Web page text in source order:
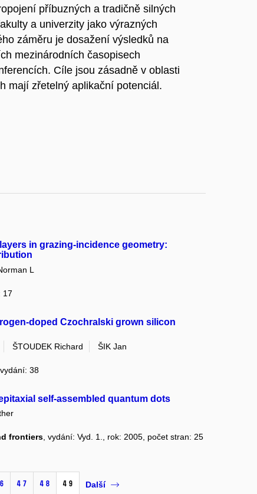
příbuzných a tradičně silných
a univerzity jako výrazných
záměru je dosažení výsledků na
mezinárodních časopisech
Cíle jsou zásadně v oblasti
mají zřetelný aplikační potenciál.
in grazing-incidence geometry:
L
17
doped Czochralski grown silicon
ŠTOUDEK Richard
ŠIK Jan
38
self-assembled quantum dots
frontiers, vydání: Vyd. 1., rok: 2005, počet stran: 25
47 48 49 Další